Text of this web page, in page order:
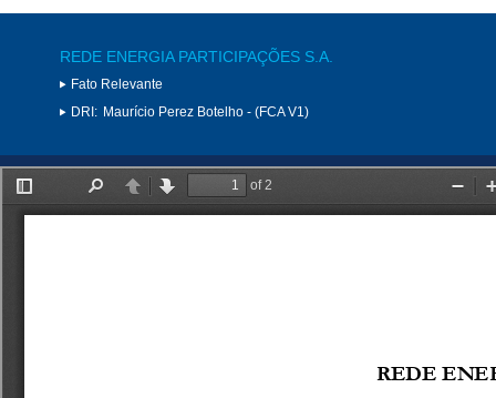
REDE ENERGIA PARTICIPAÇÕES S.A.
Fato Relevante
DRI: Maurício Perez Botelho - (FCA V1)